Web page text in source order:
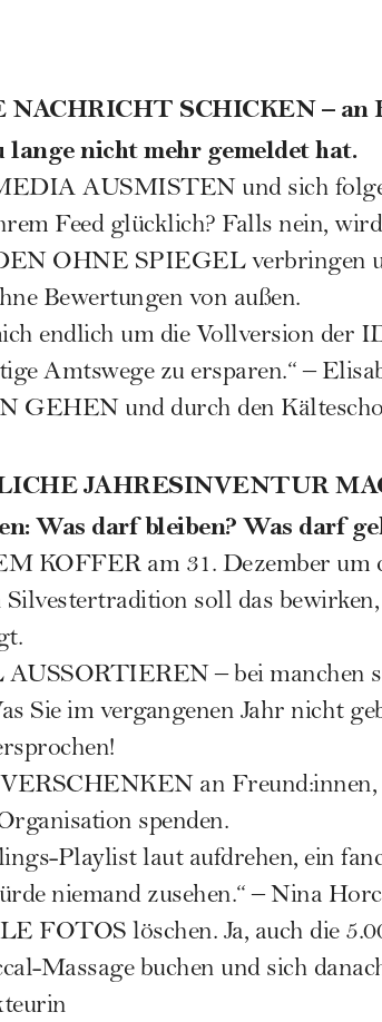
NACHRICHT SCHICKEN – an
lange nicht mehr gemeldet hat.
AUSMISTEN und sich
Feed glücklich? Falls nein,
OHNE SPIEGEL verbringen
Bewertungen von außen.
endlich um die Vollversion der
Amtswege zu ersparen.“ –
GEHEN und durch den
JAHRESINVENTUR
Was darf bleiben? Was darf
KOFFER am 31. Dezember um
Silvestertradition soll das
– bei manchen
Sie im vergangenen Jahr nicht
an
spenden.
Playlist laut aufdrehen, ein
niemand zusehen.“ – Nina
FOTOS löschen. Ja, auch die
Massage buchen und sich